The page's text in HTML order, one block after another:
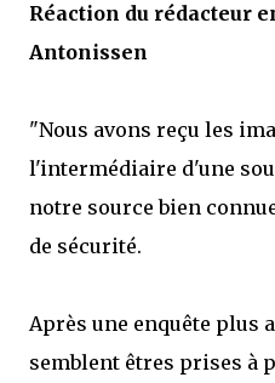
Réaction du rédacteur
Antonissen
"Nous avons reçu les
l'intermédiaire d'une
notre source bien
de sécurité.
Après une enquête plus
semblent êtres prises à